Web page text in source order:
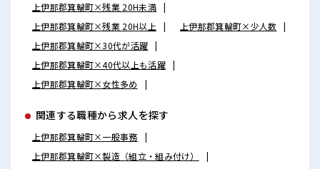
上伊那郡箕輪町×残業 20H未満
上伊那郡箕輪町×残業 20H以上
上伊那郡箕輪町×少人数
上伊那郡箕輪町×30代が活躍
上伊那郡箕輪町×40代以上も活躍
上伊那郡箕輪町×女性多め
関連する職種から求人を探す
上伊那郡箕輪町×一般事務
上伊那郡箕輪町×製造（組立・組み付け）